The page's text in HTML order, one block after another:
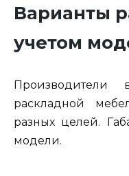
Варианты
учетом
Производители
раскладной
разных целей.
модели.